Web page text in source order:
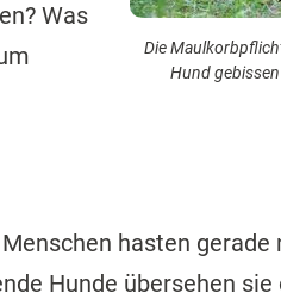
Die
Hund
Was
hasten
Hunde übersehen